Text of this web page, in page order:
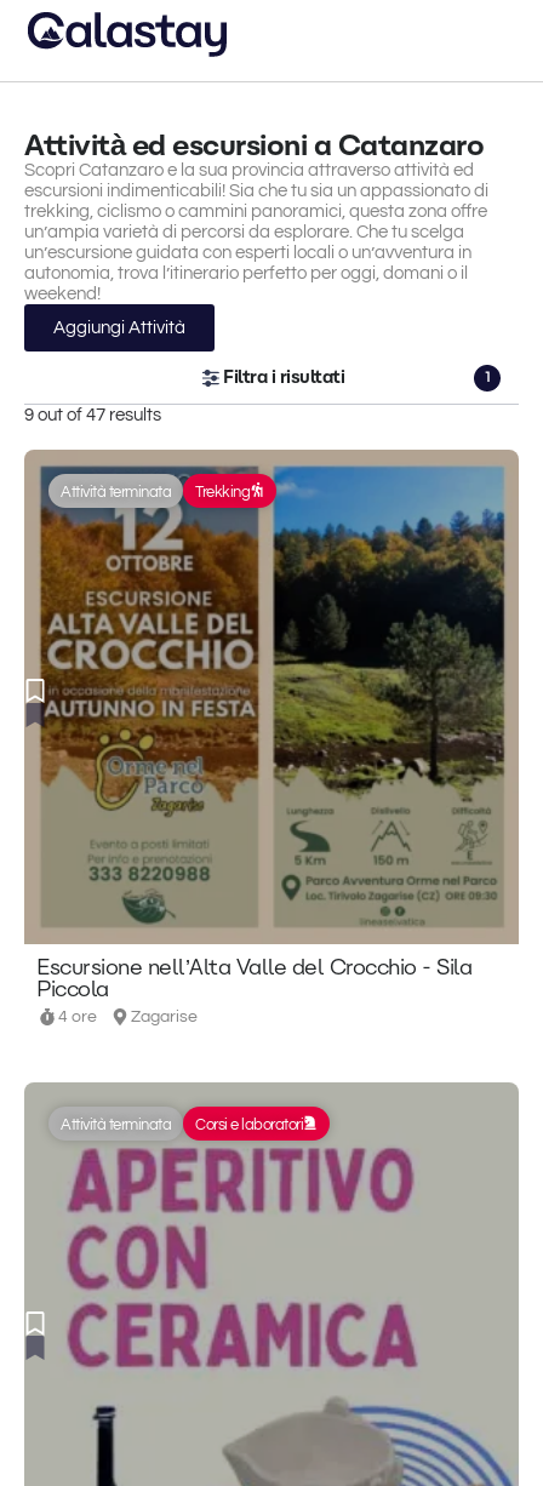
Attività ed escursioni a Catanzaro
Scopri Catanzaro e la sua provincia attraverso attività ed
escursioni indimenticabili! Sia che tu sia un appassionato di
trekking, ciclismo o cammini panoramici, questa zona offre
un’ampia varietà di percorsi da esplorare. Che tu scelga
un’escursione guidata con esperti locali o un’avventura in
autonomia, trova l’itinerario perfetto per oggi, domani o il
weekend!
Aggiungi Attività
Filtra i risultati 1
9 out of 47 results
Escursione nell’Alta Valle del Crocchio - Sila
Piccola
4 ore Zagarise
Attività terminata Trekking
Attività terminata Corsi e laboratori